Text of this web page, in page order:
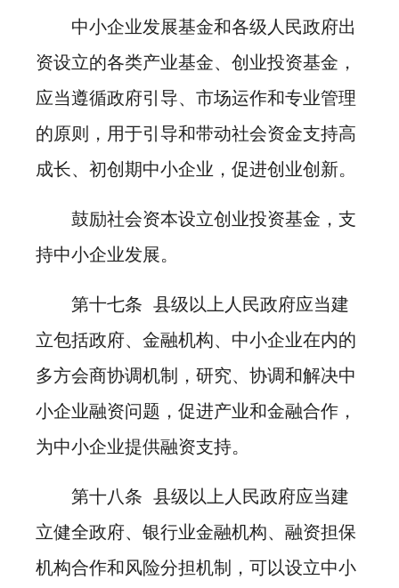
中小企业发展基金和各级人民政府出
资设立的各类产业基金、创业投资基金，
应当遵循政府引导、市场运作和专业管理
的原则，用于引导和带动社会资金支持高
成长、初创期中小企业，促进创业创新。
鼓励社会资本设立创业投资基金，支
持中小企业发展。
第十七条 县级以上人民政府应当建
立包括政府、金融机构、中小企业在内的
多方会商协调机制，研究、协调和解决中
小企业融资问题，促进产业和金融合作，
为中小企业提供融资支持。
第十八条 县级以上人民政府应当建
立健全政府、银行业金融机构、融资担保
机构合作和风险分担机制，可以设立中小